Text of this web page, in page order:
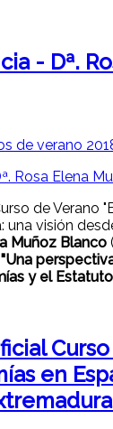
- Dª.
de verano
de Verano
visión
Muñoz Blanco
"Una
y el
en